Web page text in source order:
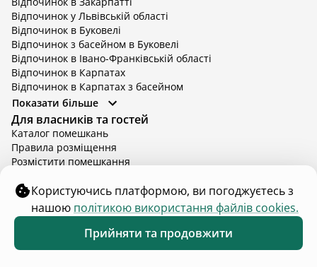
Відпочинок у Львівській області
Відпочинок в Буковелі
Відпочинок з басейном в Буковелі
Відпочинок в Івано-Франківській області
Відпочинок в Карпатах
Відпочинок в Карпатах з басейном
Відпочинок в Київській області
Відпочинок в Київській області з басейном
Відпочинок в Тернопільській області
Відпочинок у Вінницькій області
Відпочинок в Яремче
Відпочинок з басейном в Тернопільській області
Показати більше
Для власників та гостей
Каталог помешкань
Правила розміщення
Розмістити помешкання
Цікаві місця
Що поряд
Каталог інвестицій
contact@hutshub.com
Користуючись платформою, ви погоджуєтесь з
нашою політикою використання файлів cookies.
Прийняти та продовжити
Каталог